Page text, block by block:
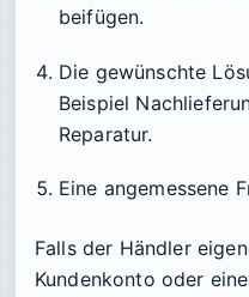
beifügen.
Die gewünschte
Beispiel
Reparatur.
Eine angemessene
Falls der Händler
Kundenkonto oder